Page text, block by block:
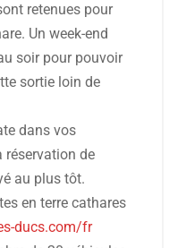
retenues pour
Un week-end
soir pour pouvoir
sortie loin de
dans vos
réservation de
au plus tôt.
en terre cathares
ducs.com/fr